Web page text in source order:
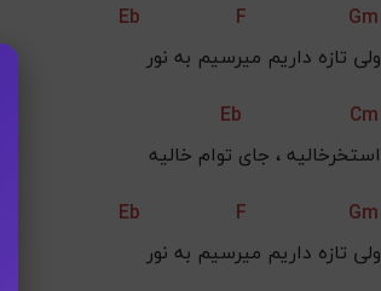
Eb F
Gm
ولی‌ تازه داریم میرسیم به نور
Eb
Cm
استخرخالیه ، جای توام خالیه
Eb
F
Gm
ولی‌ تازه داریم میرسیم به نور